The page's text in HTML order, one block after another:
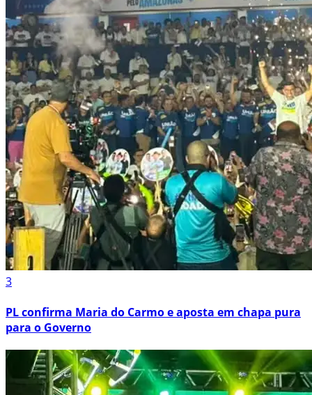
3
PL confirma Maria do Carmo e aposta em chapa pura
para o Governo